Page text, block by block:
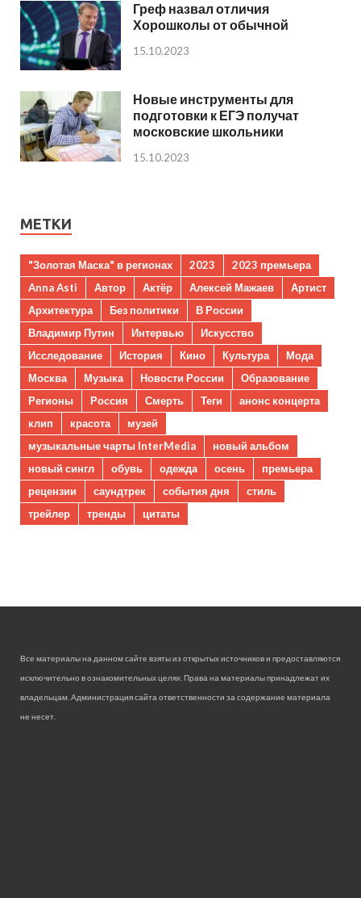
Греф назвал отличия
Хорошколы от обычной
15.10.2023
Новые инструменты для
подготовки к ЕГЭ получат
московские школьники
15.10.2023
МЕТКИ
"Золотая Маска" в регионах 2023
2023 премьера
Anna Asti
Автор Актёр Алексей Мажаев
Артист
Архитектура
Без политики
В России
Владимир Путин
Интервью
Искусство
Исследование
История Кино Культура
Мода
Москва
Музыка Новости России
Образование
Регионы
Россия Смерть Теги
анонс концерта
клип
красота
музей
музыкальные чарты InterMedia
новый альбом
новый сингл
обувь одежда осень
премьера
рецензии
саундтрек события дня
стиль
трейлер
тренды цитаты
Все материалы на данном сайте взяты из открытых источников и предоставляются
исключительно в ознакомительных целях. Права на материалы принадлежат их
владельцам. Администрация сайта ответственности за содержание материала
не несет.